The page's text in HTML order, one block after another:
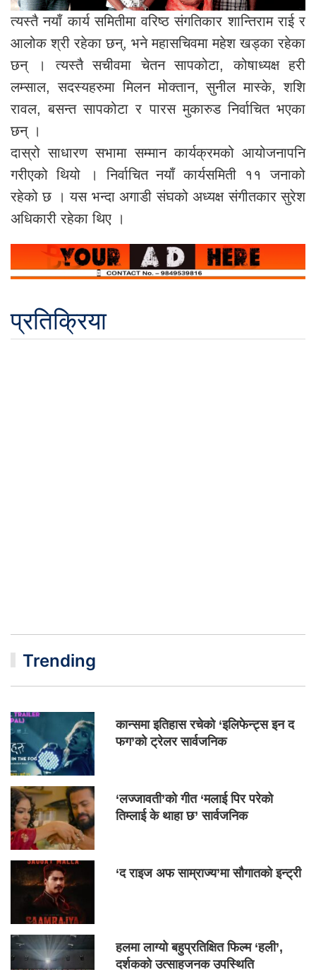
त्यस्तै नयाँ कार्य समितीमा वरिष्ठ संगतिकार शान्तिराम राई र
आलोक श्री रहेका छन्, भने महासचिवमा महेश खड्का रहेका
छन् । त्यस्तै सचीवमा चेतन सापकोटा, कोषाध्यक्ष हरी
लम्साल, सदस्यहरुमा मिलन मोक्तान, सुनील मास्के, शशि
रावल, बसन्त सापकोटा र पारस मुकारुड निर्वाचित भएका
छन् ।
दास्रो साधारण सभामा सम्मान कार्यक्रमको आयोजनापनि
गरीएको थियो । निर्वाचित नयाँ कार्यसमिती ११ जनाको
रहेको छ । यस भन्दा अगाडी संघको अध्यक्ष संगीतकार सुरेश
अधिकारी रहेका थिए ।
प्रतिक्रिया
Trending
कान्समा इतिहास रचेको ‘इलिफेन्ट्स इन द
फग’को ट्रेलर सार्वजनिक
‘लज्जावती’को गीत ‘मलाई पिर परेको
तिम्लाई के थाहा छ’ सार्वजनिक
‘द राइज अफ साम्राज्य’मा सौगातको इन्ट्री
हलमा लाग्यो बहुप्रतिक्षित फिल्म ‘हली’,
दर्शकको उत्साहजनक उपस्थिति